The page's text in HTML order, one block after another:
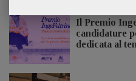
Il Premio
candidature
dedicata al